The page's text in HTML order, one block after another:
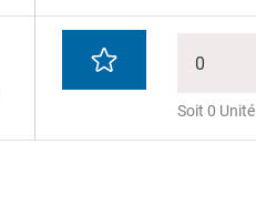
0
Soit 0 Unité